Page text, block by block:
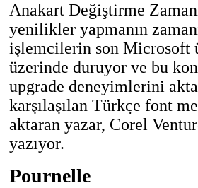
Anakart Değiştirme
yenilikler yapmanın
işlemcilerin son Microsoft
üzerinde duruyor ve bu
upgrade deneyimlerini
karşılaşılan Türkçe font
aktaran yazar, Corel
yazıyor.
Pournelle